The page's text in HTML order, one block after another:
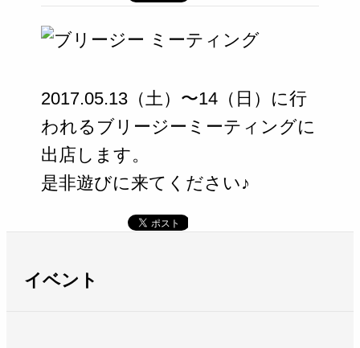
2017.05.13（土）〜14（日）に行
われるブリージーミーティングに
出店します。
是非遊びに来てください♪
イベント